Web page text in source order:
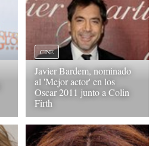
CINE
Javier Bardem, nominado
al 'Mejor actor' en los
Oscar 2011 junto a Colin
Firth